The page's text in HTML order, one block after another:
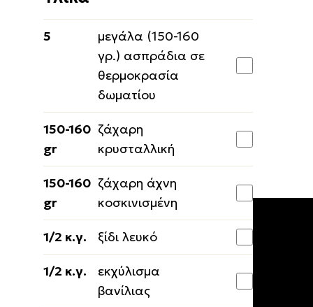
5
μεγάλα (150-160
γρ.) ασπράδια σε
θερμοκρασία
δωματίου
150-160
gr
ζάχαρη
κρυσταλλική
150-160
gr
ζάχαρη άχνη
κοσκινισμένη
1/2 κ.γ. ξίδι λευκό
1/2 κ.γ.
εκχύλισμα
βανίλιας